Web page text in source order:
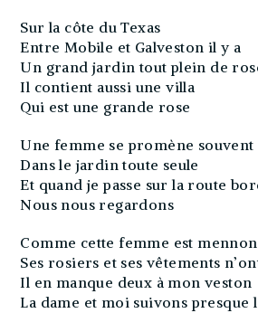
Sur la côte du Texas
Entre Mobile et Galveston il y a
Un grand jardin tout plein de
Il contient aussi une villa
Qui est une grande rose
Une femme se promène souvent
Dans le jardin toute seule
Et quand je passe sur la route
Nous nous regardons
Comme cette femme est
Ses rosiers et ses vêtements
Il en manque deux à mon veston
La dame et moi suivons presque